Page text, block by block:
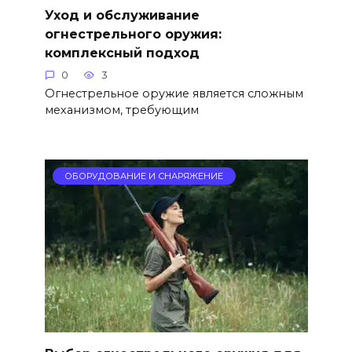
Уход и обслуживание
огнестрельного оружия:
комплексный подход
0 3
Огнестрельное оружие является сложным
механизмом, требующим
ОБОРУДОВАНИЕ И СНАРЯЖЕНИЕ